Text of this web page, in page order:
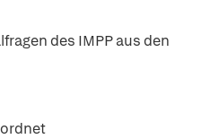
des IMPP aus den